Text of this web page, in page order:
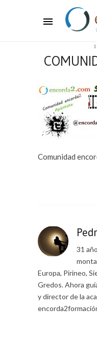
Comunidad
31
Europa, Pirineo,
Gredos. Ahora
y director de la